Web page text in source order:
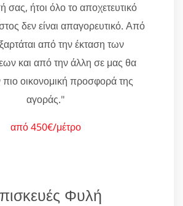
σας, ήτοι όλο το αποχετευτικό
δεν είναι απαγορευτικό. Από
από την έκταση των
και από την άλλη σε μας θα
πιο οικονομική προσφορά της
αγοράς."
από 450€/μέτρο
Φυλή